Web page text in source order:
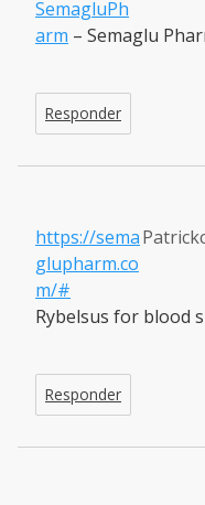
SemagluPh
arm – Semaglu
Responder
https://sema
glupharm.co
m/#
Rybelsus for blood
Responder